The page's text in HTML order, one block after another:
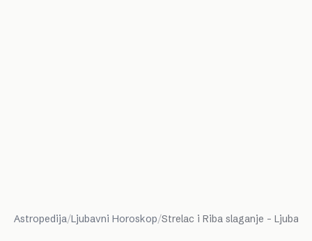
Astropedija/Ljubavni Horoskop/Strelac i Riba slaganje –